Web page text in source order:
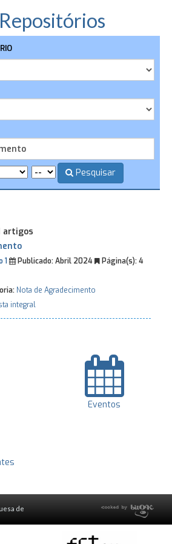
Pesquisar
artigos
1 Publicado:Abril 2024 Página(s):4
Nota de Agradecimento
integral
Eventos
de